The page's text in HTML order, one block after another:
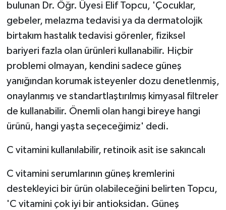
bulunan Dr. Öğr. Üyesi Elif Topcu, 'Çocuklar,
gebeler, melazma tedavisi ya da dermatolojik
birtakım hastalık tedavisi görenler, fiziksel
bariyeri fazla olan ürünleri kullanabilir. Hiçbir
problemi olmayan, kendini sadece güneş
yanığından korumak isteyenler dozu denetlenmiş,
onaylanmış ve standartlaştırılmış kimyasal filtreler
de kullanabilir. Önemli olan hangi bireye hangi
ürünü, hangi yaşta seçeceğimiz' dedi.
C vitamini kullanılabilir, retinoik asit ise sakıncalı
C vitamini serumlarının güneş kremlerini
destekleyici bir ürün olabileceğini belirten Topcu,
'C vitamini çok iyi bir antioksidan. Güneş